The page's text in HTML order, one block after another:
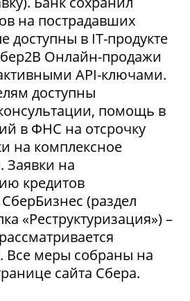
на пострадавших
доступны в IT-продукте
Онлайн-продажи
API-ключами.
доступны
помощь в
в ФНС на отсрочку
на комплексное
Заявки на
кредитов
(раздел
«Реструктуризация») –
Все меры собраны на
сайта Сбера.